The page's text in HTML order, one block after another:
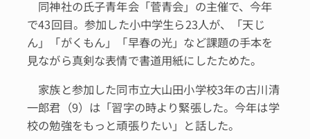
同神社の氏子青年会「菅青会」の主催で、今年
で43回目。参加した小中学生ら23人が、「天じ
ん」「がくもん」「早春の光」など課題の手本を
見ながら真剣な表情で書道用紙にしたためた。
家族と参加した同市立大山田小学校3年の古川清
一郎君（9）は「習字の時より緊張した。今年は学
校の勉強をもっと頑張りたい」と話した。